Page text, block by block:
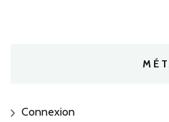
Connexion